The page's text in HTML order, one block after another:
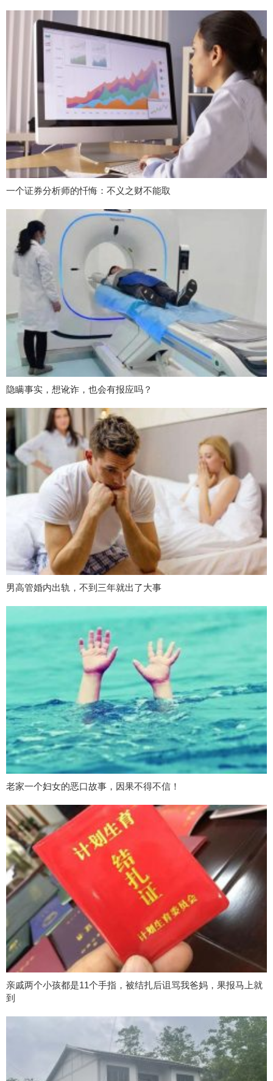
一个证券分析师的忏悔：不义之财不能取
隐瞒事实，想讹诈，也会有报应吗？
男高管婚内出轨，不到三年就出了大事
老家一个妇女的恶口故事，因果不得不信！
亲戚两个小孩都是11个手指，被结扎后诅骂我爸妈，果报马上就
到